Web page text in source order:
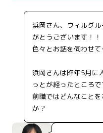
浜岡さん、ウィルグ
がとうございます！！
色々とお話を伺わせて
浜岡さんは昨年5月に
っとが経ったところで
前職ではどんなこと
か？